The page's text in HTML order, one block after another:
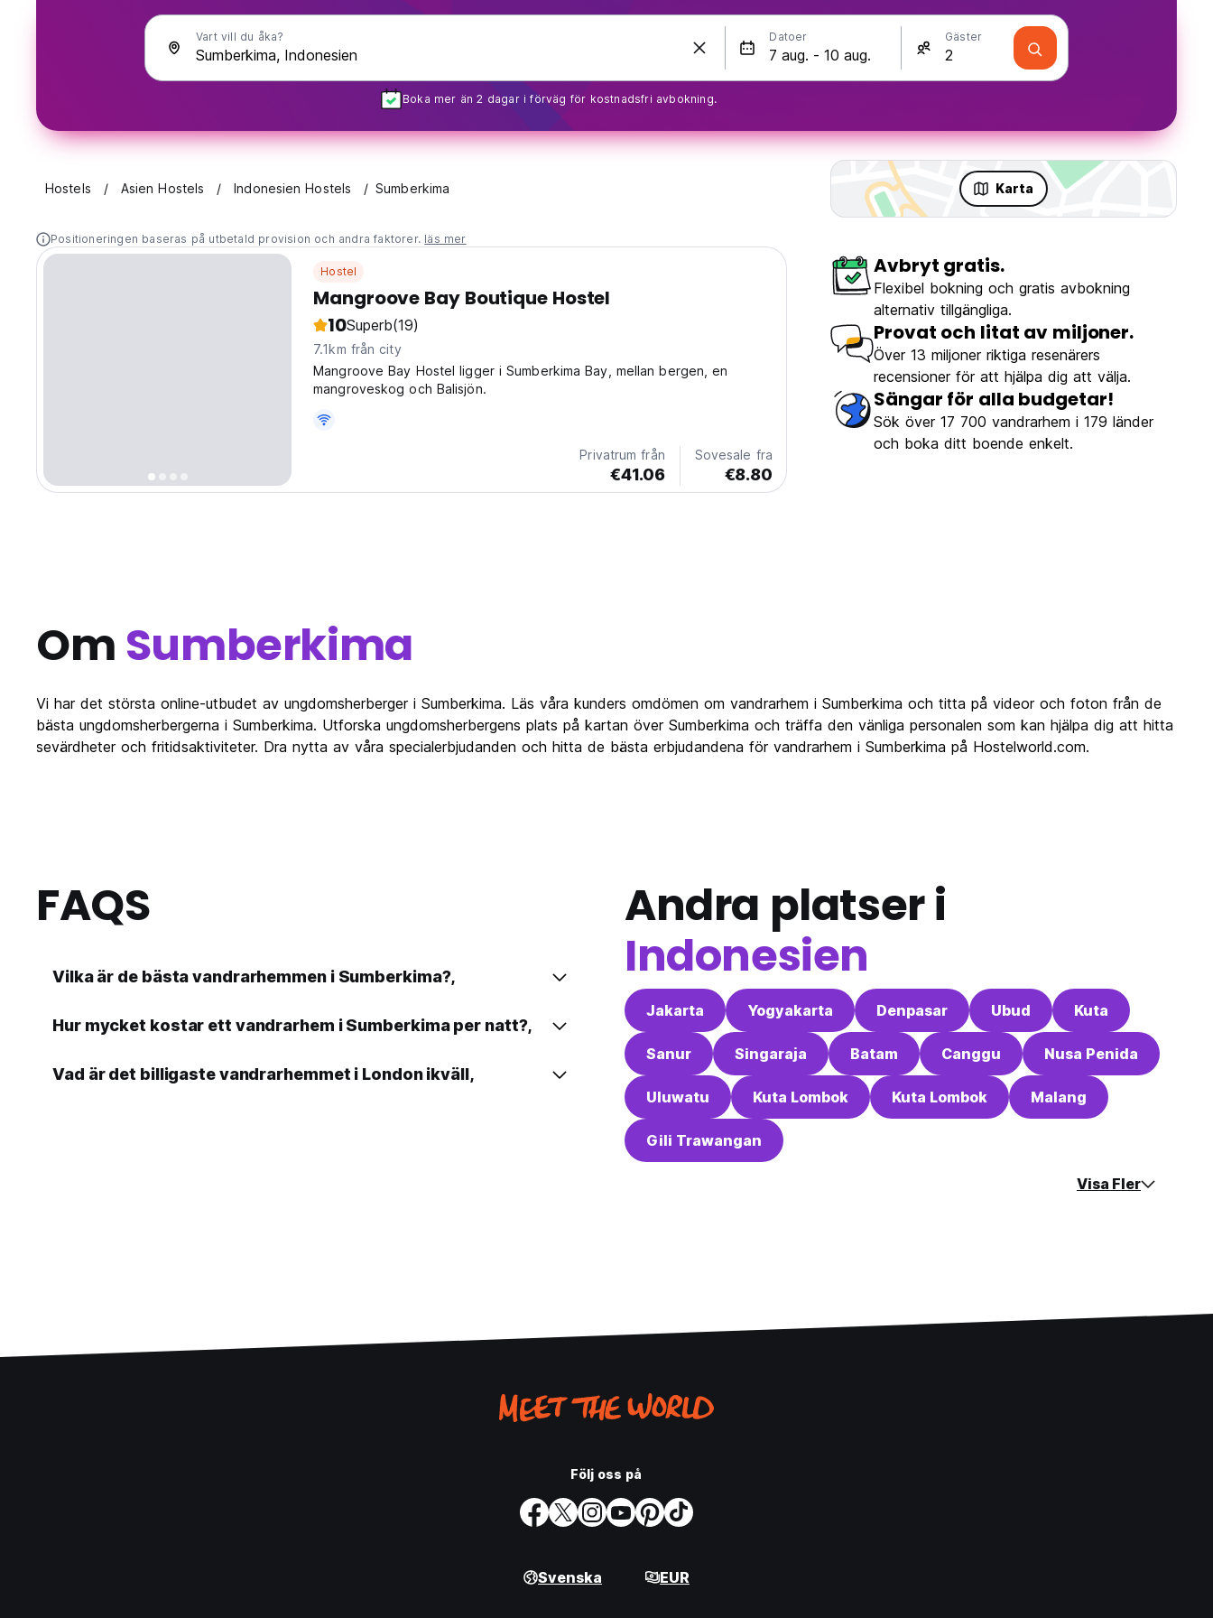
Vart vill du åka? Datoer Gäster
Boka mer än 2 dagar i förväg för kostnadsfri avbokning.
Hostels Asien Hostels Indonesien Hostels Sumberkima Karta
Positioneringen baseras på utbetald provision och andra faktorer. läs mer
Hostel
Mangroove Bay Boutique Hostel
10Superb(19)
7.1km från city
Mangroove Bay Hostel ligger i Sumberkima Bay, mellan bergen, en
mangroveskog och Balisjön.
Privatrum från
€41.06
Sovesale fra
€8.80
Avbryt gratis.
Flexibel bokning och gratis avbokning
alternativ tillgängliga.
Provat och litat av miljoner.
Över 13 miljoner riktiga resenärers
recensioner för att hjälpa dig att välja.
Sängar för alla budgetar!
Sök över 17 700 vandrarhem i 179 länder
och boka ditt boende enkelt.
Om Sumberkima
Vi har det största online-utbudet av ungdomsherberger i Sumberkima. Läs våra kunders omdömen om vandrarhem i Sumberkima och titta på videor och foton från de
bästa ungdomsherbergerna i Sumberkima. Utforska ungdomsherbergens plats på kartan över Sumberkima och träffa den vänliga personalen som kan hjälpa dig att hitta
sevärdheter och fritidsaktiviteter. Dra nytta av våra specialerbjudanden och hitta de bästa erbjudandena för vandrarhem i Sumberkima på Hostelworld.com.
FAQS
Vilka är de bästa vandrarhemmen i Sumberkima?,
Hur mycket kostar ett vandrarhem i Sumberkima per natt?,
Vad är det billigaste vandrarhemmet i London ikväll,
Andra platser i
Indonesien
Jakarta Yogyakarta Denpasar Ubud Kuta
Sanur Singaraja Batam Canggu Nusa Penida
Uluwatu Kuta Lombok Kuta Lombok Malang
Gili Trawangan
Visa Fler
Följ oss på
Svenska EUR